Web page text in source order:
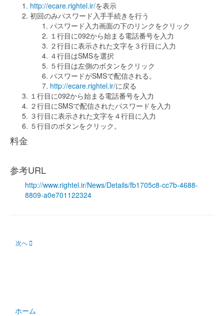
http://ecare.rightel.ir/を表示
初回のみパスワード入手手続きを行う
パスワード入力画面の下のリンクをクリック
１行目に092から始まる電話番号を入力
２行目に表示された文字を３行目に入力
４行目はSMSを選択
５行目は左側のボタンをクリック
パスワードがSMSで配信される。
http://ecare.rightel.ir/に戻る
１行目に092から始まる電話番号を入力
２行目にSMSで配信されたパスワードを入力
３行目に表示された文字を４行目に入力
５行目のボタンをクリック。
料金
参考URL
http://www.rightel.ir/News/Details/fb1705c8-cc7b-4688-
8809-a0e701122324
次の記事へ: RighTelのUSSD（残高確認、チャージ等）
次へ
ホーム